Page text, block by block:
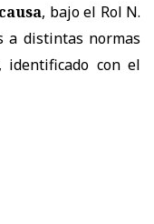
, bajo el Rol N.
a distintas normas
identificado con el